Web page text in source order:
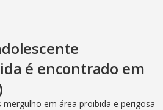
é encontrado em
mergulho em área proibida e perigosa